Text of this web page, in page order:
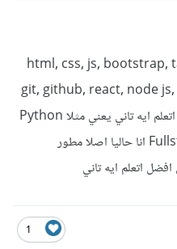
html, css, js, bootstrap,
git, github, react, node
ui وطبقت عليهم انا كان قصدي يعني اتعلم ايه تاني يعني مثلا Python
وهكذا انا هدفي اني اكون مطور Fullstack انا حاليا اصلا مطور
1